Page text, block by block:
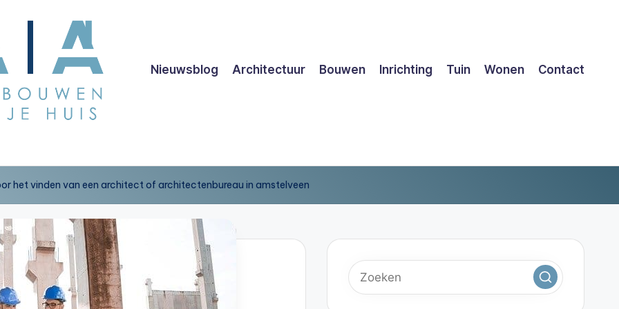
Nieuwsblog Architectuur Bouwen Inrichting Tuin Wonen Contact
het vinden van een architect of architectenbureau in amstelveen